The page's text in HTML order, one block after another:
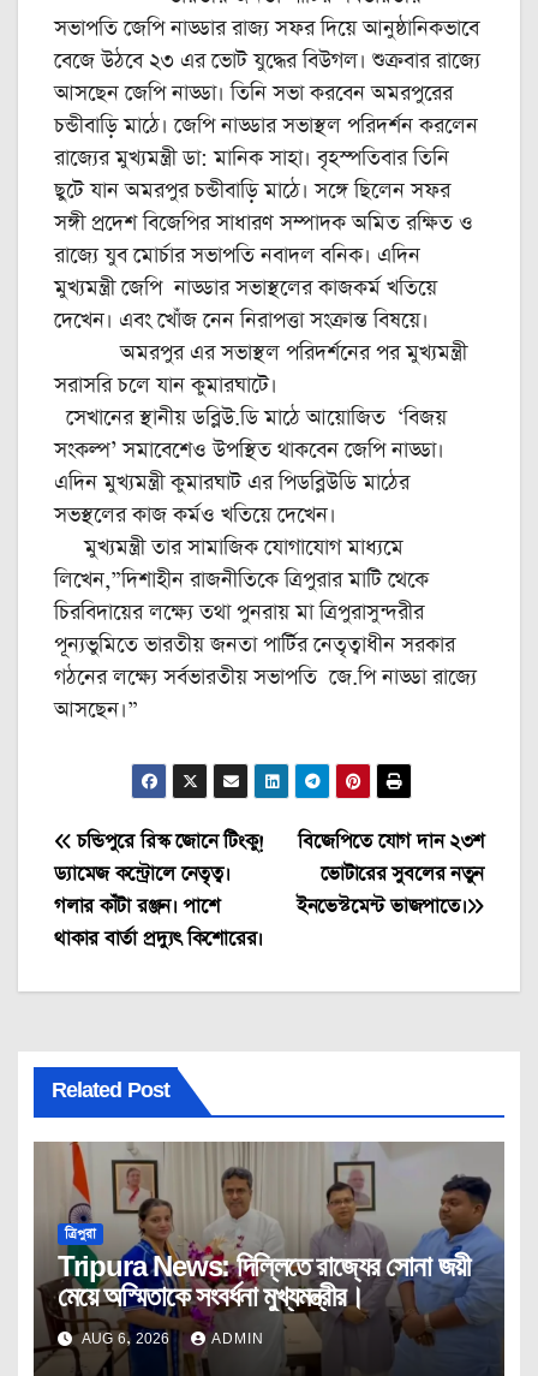
সভাপতি জেপি নাড্ডার রাজ্য সফর দিয়ে আনুষ্ঠানিকভাবে
বেজে উঠবে ২৩ এর ভোট যুদ্ধের বিউগল। শুক্রবার রাজ্যে
আসছেন জেপি নাড্ডা। তিনি সভা করবেন অমরপুরের
চন্ডীবাড়ি মাঠে। জেপি নাড্ডার সভাস্থল পরিদর্শন করলেন
রাজ্যের মুখ্যমন্ত্রী ডা: মানিক সাহা। বৃহস্পতিবার তিনি
ছুটে যান অমরপুর চন্ডীবাড়ি মাঠে। সঙ্গে ছিলেন সফর
সঙ্গী প্রদেশ বিজেপির সাধারণ সম্পাদক অমিত রক্ষিত ও
রাজ্যে যুব মোর্চার সভাপতি নবাদল বনিক। এদিন
মুখ্যমন্ত্রী জেপি নাড্ডার সভাস্থলের কাজকর্ম খতিয়ে
দেখেন। এবং খোঁজ নেন নিরাপত্তা সংক্রান্ত বিষয়ে।
অমরপুর এর সভাস্থল পরিদর্শনের পর মুখ্যমন্ত্রী
সরাসরি চলে যান কুমারঘাটে।
সেখানের স্থানীয় ডব্লিউ.ডি মাঠে আয়োজিত ‘বিজয়
সংকল্প’ সমাবেশেও উপস্থিত থাকবেন জেপি নাড্ডা।
এদিন মুখ্যমন্ত্রী কুমারঘাট এর পিডব্লিউডি মাঠের
সভস্থলের কাজ কর্মও খতিয়ে দেখেন।
মুখ্যমন্ত্রী তার সামাজিক যোগাযোগ মাধ্যমে
লিখেন,”দিশাহীন রাজনীতিকে ত্রিপুরার মাটি থেকে
চিরবিদায়ের লক্ষ্যে তথা পুনরায় মা ত্রিপুরাসুন্দরীর
পূন্যভুমিতে ভারতীয় জনতা পার্টির নেতৃত্বাধীন সরকার
গঠনের লক্ষ্যে সর্বভারতীয় সভাপতি জে.পি নাড্ডা রাজ্যে
আসছেন।”
Post
navigation
বিজেপিতে যোগ দান ২৩শ
ভোটারের সুবলের নতুন
ইনভেস্টমেন্ট ভাজপাতে।
চন্ডিপুরে রিস্ক জোনে টিংকু!
ড্যামেজ কন্ট্রোলে নেতৃত্ব।
গলার কাঁটা রঞ্জন। পাশে
থাকার বার্তা প্রদ্যুৎ কিশোরের।
Related Post
ত্রিপুরা
Tripura News: দিল্লিতে রাজ্যের সোনা জয়ী
মেয়ে অস্মিতাকে সংবর্ধনা মুখ্যমন্ত্রীর।
AUG 6, 2026 ADMIN